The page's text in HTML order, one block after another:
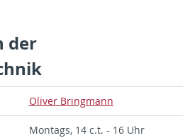
der
Oliver Bring­mann
Mon­tags, 14 c.t. - 16 Uhr